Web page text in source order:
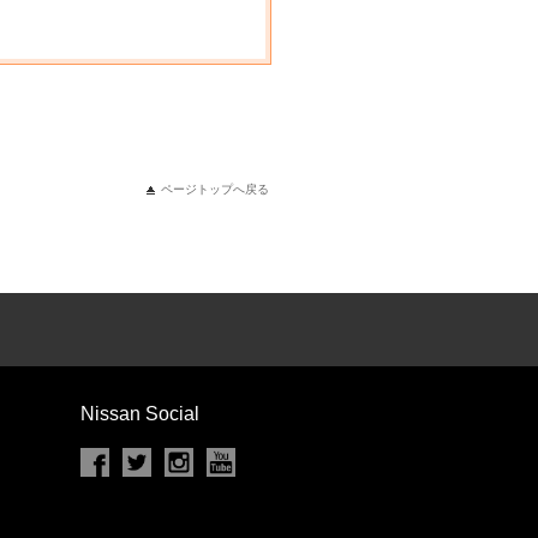
ページトップへ戻る
Nissan Social